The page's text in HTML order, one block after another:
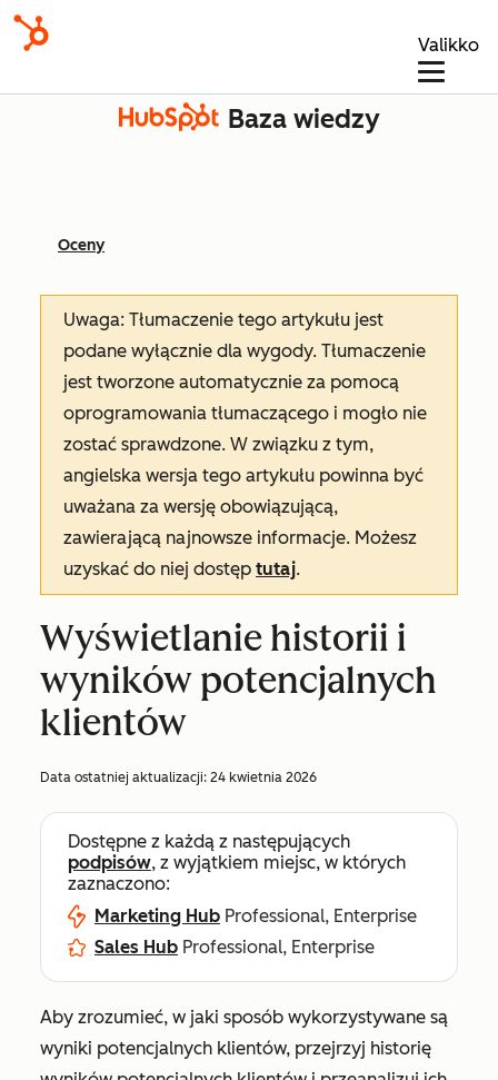
Valikko
Baza wiedzy
Oceny
Uwaga: Tłumaczenie tego artykułu jest
podane wyłącznie dla wygody. Tłumaczenie
jest tworzone automatycznie za pomocą
oprogramowania tłumaczącego i mogło nie
zostać sprawdzone. W związku z tym,
angielska wersja tego artykułu powinna być
uważana za wersję obowiązującą,
zawierającą najnowsze informacje. Możesz
uzyskać do niej dostęp tutaj.
Wyświetlanie historii i
wyników potencjalnych
klientów
Data ostatniej aktualizacji: 24 kwietnia 2026
Dostępne z każdą z następujących
podpisów, z wyjątkiem miejsc, w których
zaznaczono:
Marketing Hub Professional, Enterprise
Sales Hub Professional, Enterprise
Aby zrozumieć, w jaki sposób wykorzystywane są
wyniki potencjalnych klientów, przejrzyj historię